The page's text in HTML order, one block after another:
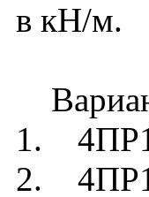
в кН/м.
1.
2.